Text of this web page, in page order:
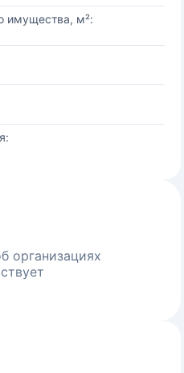
имущества, м²:
организациях